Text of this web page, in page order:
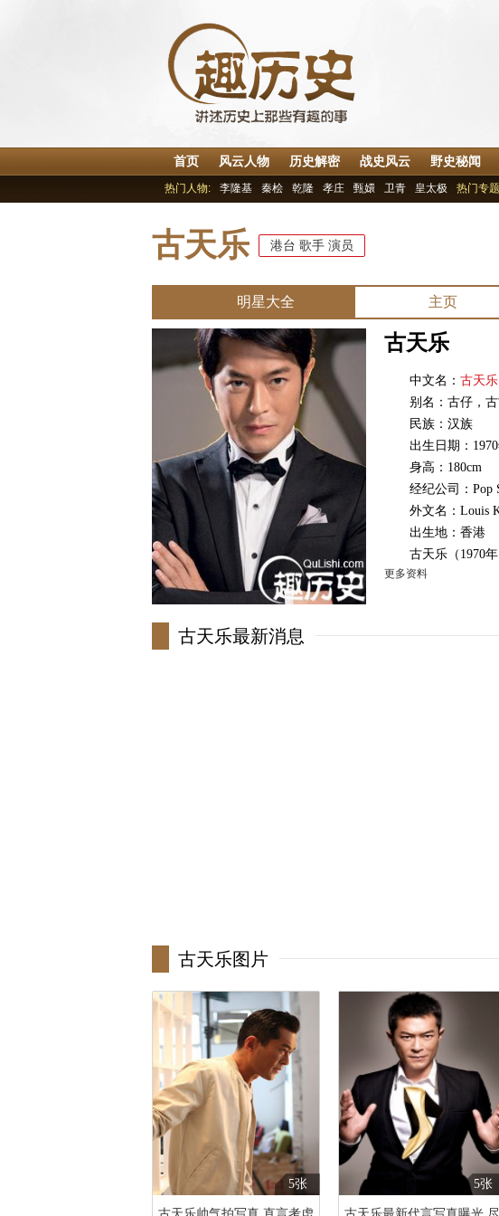
首页 风云人物 历史解密 战史风云 野史秘闻
热门人物:
李隆基 秦桧 乾隆 孝庄 甄嬛 卫青 皇太极 热门专
古天乐 港台 歌手 演员
明星大全 主页
古天乐
中文名： 古天乐
别名：古仔，古
民族：汉族
出生日期：1970
身高：180cm
经纪公司：Pop
外文名：Louis
出生地：香港
古天乐（1970年
更多资料
古天乐最新消息
古天乐图片
5张 5张